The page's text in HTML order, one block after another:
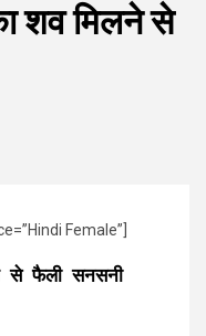
शव मिलने से
Female”]
से फैली सनसनी